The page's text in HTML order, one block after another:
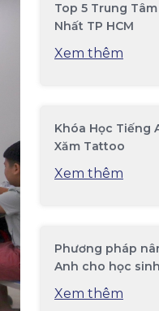
Top 5 Trung
Nhất TP HCM
Xem thêm
Khóa Học Tiếng
Xăm Tattoo
Xem thêm
Phương pháp
Anh cho học
Xem thêm